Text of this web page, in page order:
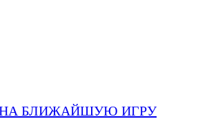
НА БЛИЖАЙШУЮ ИГРУ